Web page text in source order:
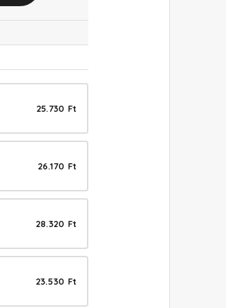
25.730 Ft
26.170 Ft
28.320 Ft
23.530 Ft